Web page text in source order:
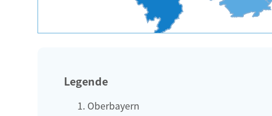
Legende
Oberbayern